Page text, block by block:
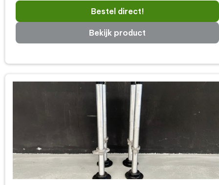
Bestel direct!
Bekijk product